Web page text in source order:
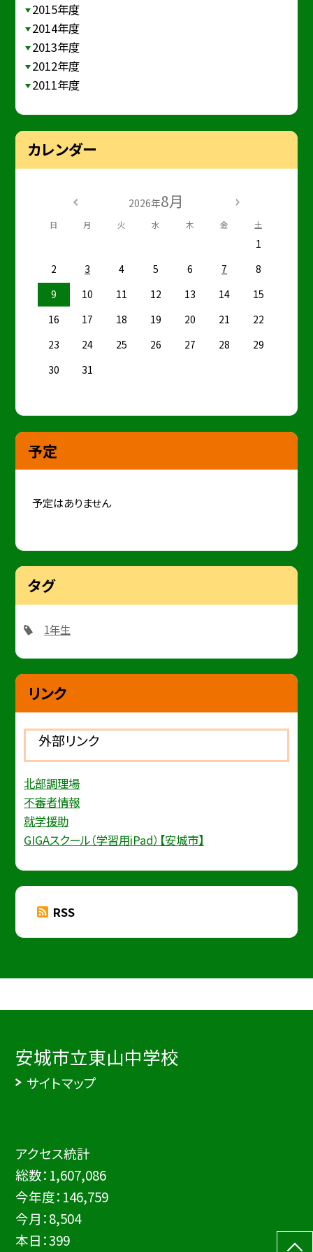
2015年度
2014年度
2013年度
2012年度
2011年度
カレンダー
2026年8月
日 月 火 水 木 金 土
1
2
3 4 5 6 7
8
9
10 11 12 13 14
15
16
17 18 19 20 21
22
23
24 25 26 27 28
29
30
31
予定
予定はありません
タグ
1年生
リンク
外部リンク
北部調理場
不審者情報
就学援助
GIGAスクール（学習用iPad）【安城市】
RSS
安城市立東山中学校
サイトマップ
アクセス統計
総数： 1,607,086
今年度： 146,759
今月：8,504
本日：399